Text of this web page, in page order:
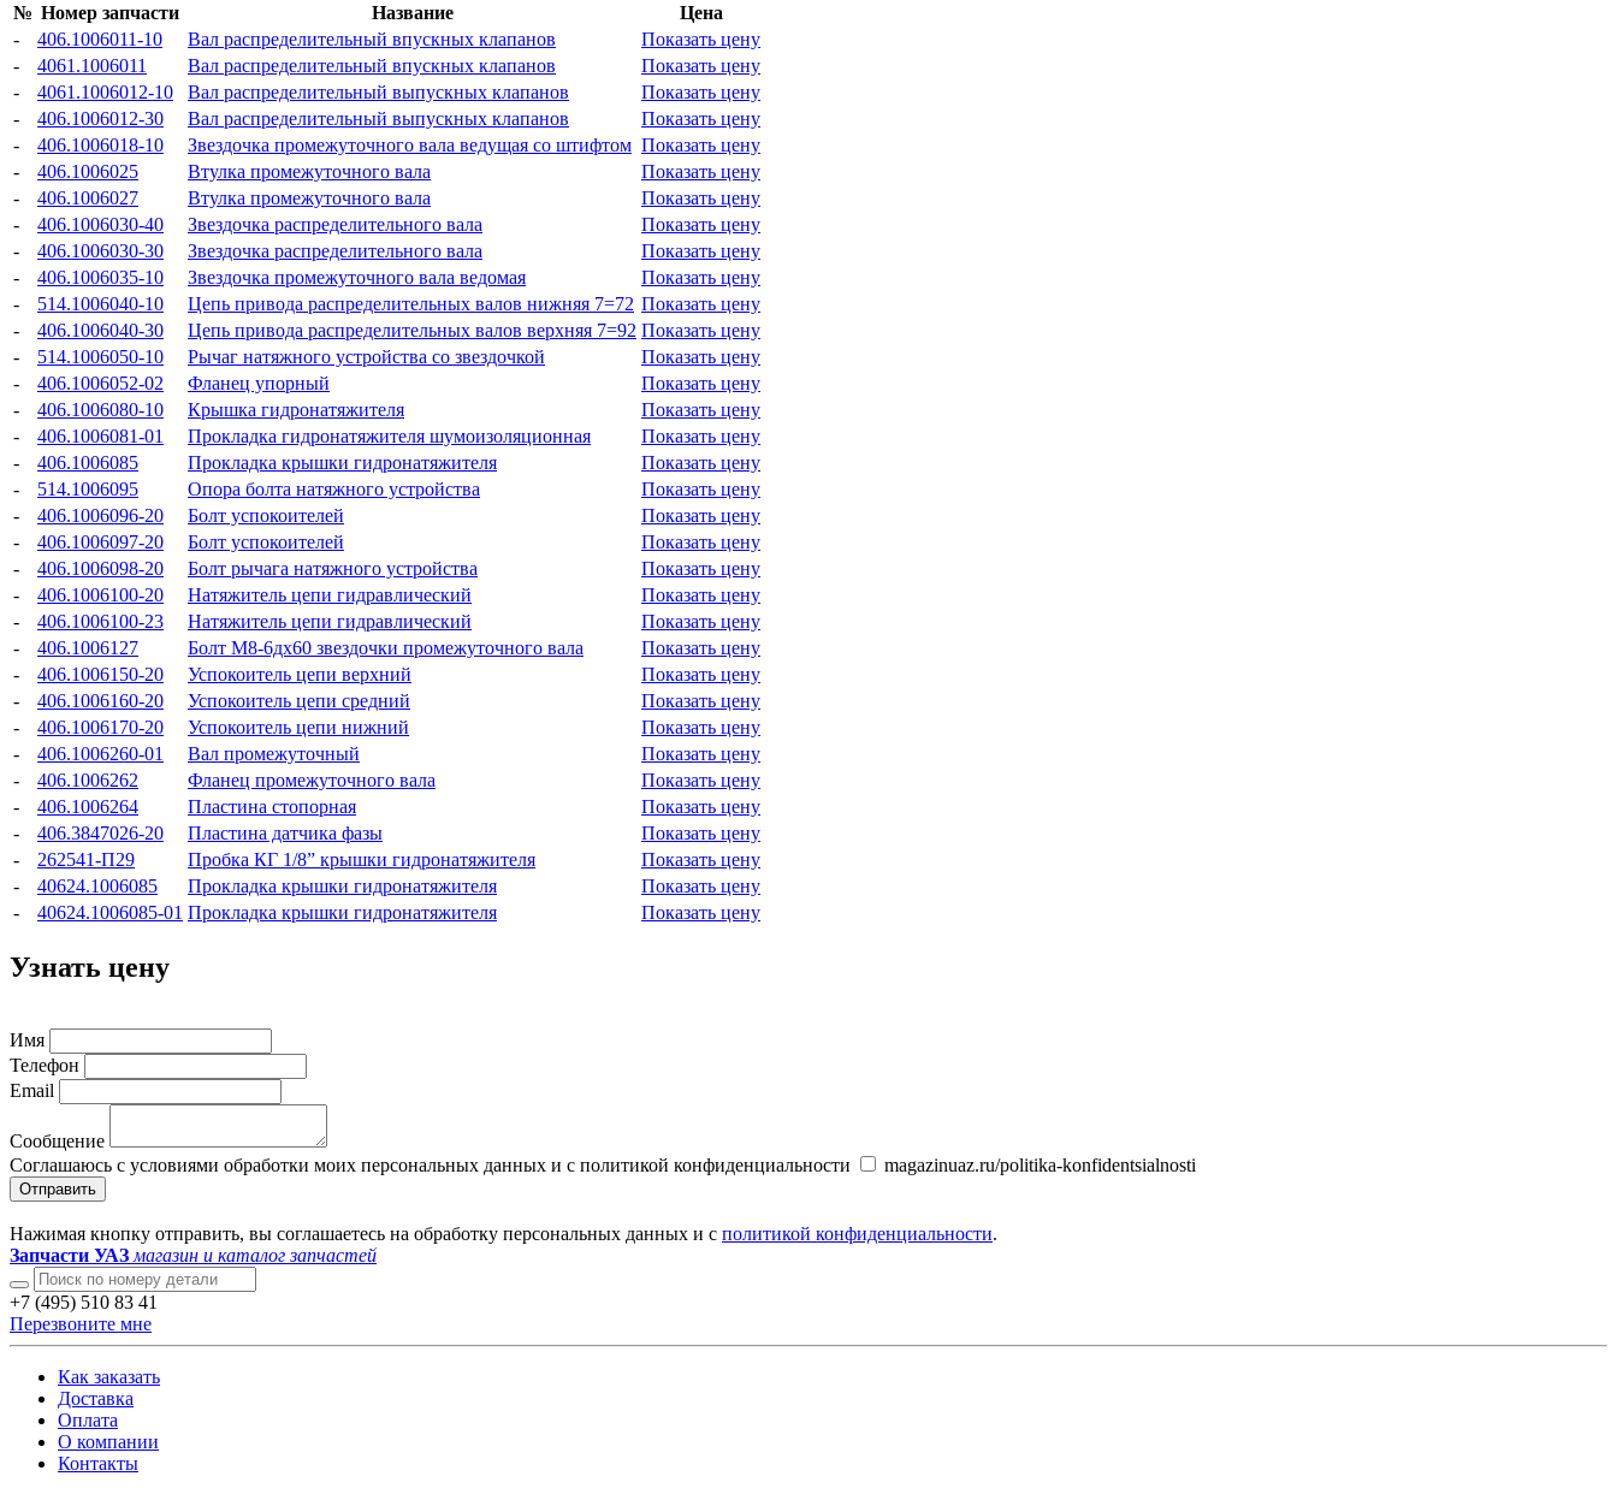
№ Номер запчасти Название
Цена
-
406.1006011-10 Вал распределительный впускных клапанов
Показать цену
-
4061.1006011 Вал распределительный впускных клапанов
Показать цену
-
4061.1006012-10 Вал распределительный выпускных клапанов
Показать цену
-
406.1006012-30 Вал распределительный выпускных клапанов
Показать цену
-
406.1006018-10 Звездочка промежуточного вала ведущая со штифтом Показать цену
-
406.1006025 Втулка промежуточного вала
Показать цену
-
406.1006027 Втулка промежуточного вала
Показать цену
-
406.1006030-40 Звездочка распределительного вала
Показать цену
-
406.1006030-30 Звездочка распределительного вала
Показать цену
-
406.1006035-10 Звездочка промежуточного вала ведомая
Показать цену
-
514.1006040-10 Цепь привода распределительных валов нижняя 7=72 Показать цену
-
406.1006040-30 Цепь привода распределительных валов верхняя 7=92 Показать цену
-
514.1006050-10 Рычаг натяжного устройства со звездочкой
Показать цену
-
406.1006052-02 Фланец упорный
Показать цену
-
406.1006080-10 Крышка гидронатяжителя
Показать цену
-
406.1006081-01 Прокладка гидронатяжителя шумоизоляционная
Показать цену
-
406.1006085 Прокладка крышки гидронатяжителя
Показать цену
-
514.1006095 Опора болта натяжного устройства
Показать цену
-
406.1006096-20 Болт успокоителей
Показать цену
-
406.1006097-20 Болт успокоителей
Показать цену
-
406.1006098-20 Болт рычага натяжного устройства
Показать цену
-
406.1006100-20 Натяжитель цепи гидравлический
Показать цену
-
406.1006100-23 Натяжитель цепи гидравлический
Показать цену
-
406.1006127 Болт М8-6дх60 звездочки промежуточного вала
Показать цену
-
406.1006150-20 Успокоитель цепи верхний
Показать цену
-
406.1006160-20 Успокоитель цепи средний
Показать цену
-
406.1006170-20 Успокоитель цепи нижний
Показать цену
-
406.1006260-01 Вал промежуточный
Показать цену
-
406.1006262 Фланец промежуточного вала
Показать цену
-
406.1006264 Пластина стопорная
Показать цену
-
406.3847026-20 Пластина датчика фазы
Показать цену
-
262541-П29 Пробка КГ 1/8” крышки гидронатяжителя
Показать цену
-
40624.1006085 Прокладка крышки гидронатяжителя
Показать цену
-
40624.1006085-01 Прокладка крышки гидронатяжителя Показать цену
Узнать цену
Имя
Телефон
Email
Сообщение
Соглашаюсь с условиями обработки моих персональных данных и с политикой конфиденциальности
magazinuaz.ru/politika-konfidentsialnosti
Отправить
Нажимая кнопку отправить, вы соглашаетесь на обработку персональных данных и с политикой конфиденциальности.
Запчасти УАЗ магазин и каталог запчастей
+7 (495) 510 83 41
Перезвоните мне
Как заказать
Доставка
Оплата
О компании
Контакты